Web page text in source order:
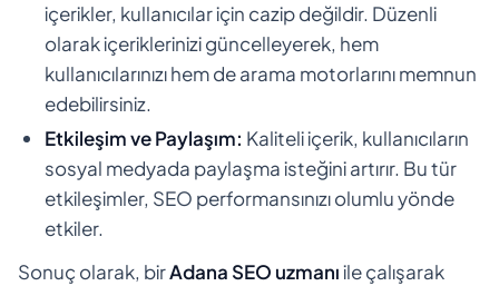
içerikler, kullanıcılar için cazip değildir. Düzenli
olarak içeriklerinizi güncelleyerek, hem
kullanıcılarınızı hem de arama motorlarını memnun
edebilirsiniz.
Etkileşim ve Paylaşım: Kaliteli içerik, kullanıcıların
sosyal medyada paylaşma isteğini artırır. Bu tür
etkileşimler, SEO performansınızı olumlu yönde
etkiler.
Sonuç olarak, birAdana SEO uzmanıile çalışarak